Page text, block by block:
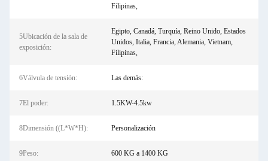
Filipinas,
5Ubicación de la sala de
exposición:
Egipto, Canadá, Turquía, Reino Unido, Estados
Unidos, Italia, Francia, Alemania, Vietnam,
Filipinas,
6Válvula de tensión: Las demás:
7El poder: 1.5KW-4.5kw
8Dimensión ((L*W*H): Personalización
9Peso: 600 KG a 1400 KG